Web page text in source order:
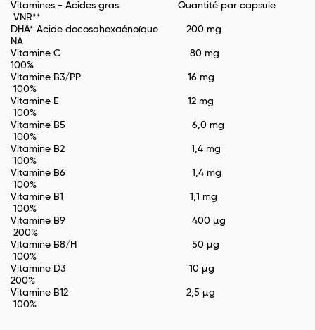
Vitamines - Acides gras Quantité par capsule
VNR**
DHA* Acide docosahexaénoïque 200 mg
NA
Vitamine C 80 mg
100%
Vitamine B3/PP 16 mg
100%
Vitamine E 12 mg
100%
Vitamine B5 6,0 mg
100%
Vitamine B2 1,4 mg
100%
Vitamine B6 1,4 mg
100%
Vitamine B1 1,1 mg
100%
Vitamine B9 400 µg
200%
Vitamine B8/H 50 µg
100%
Vitamine D3 10 µg
200%
Vitamine B12 2,5 µg
100%